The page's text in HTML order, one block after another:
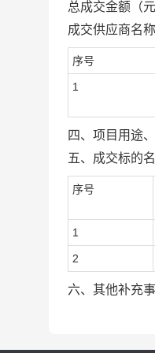
总成交金额（
成交供应商名
序号
1
四、项目用途
五、成交标的
序号
1
2
六、其他补充